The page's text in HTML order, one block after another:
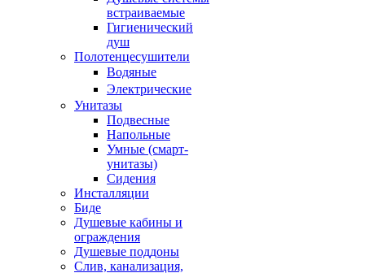
встраиваемые
Гигиенический
душ
Полотенцесушители
ㅤВодяные
ㅤЭлектрические
Унитазы
Подвесные
Напольные
Умные (смарт-
унитазы)
Сидения
Инсталляции
Биде
Душевые кабины и
ограждения
Душевые поддоны
Слив, канализация,